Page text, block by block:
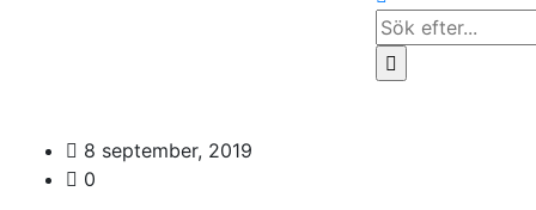
Search
for...
8 september, 2019
0